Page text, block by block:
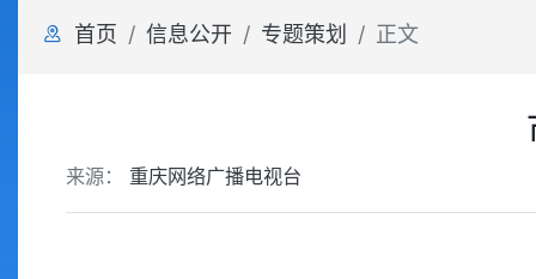
首页 信息公开 专题策划 正文
来源： 重庆网络广播电视台